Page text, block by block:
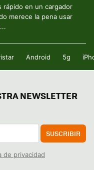
rápido en un cargador
merece la pena usar
Android 5g
NEWSLETTER
SUSCRIBIR
de privacidad